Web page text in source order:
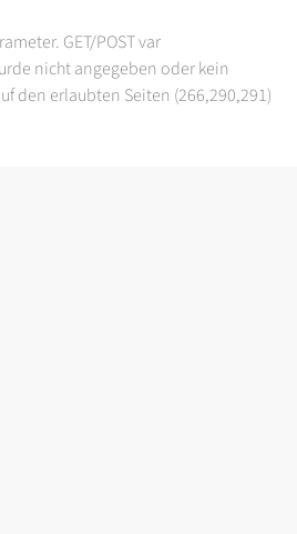
GET/POST var
nicht angegeben oder kein
den erlaubten Seiten (266,290,291)